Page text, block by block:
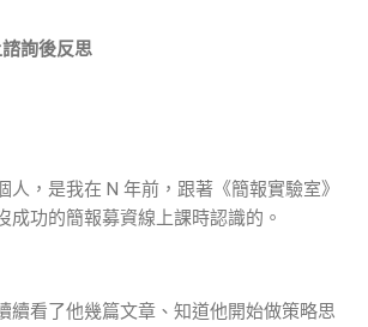
詢後反思
人，是我在 N 年前，跟著《簡報實驗室》
成功的簡報募資線上課時認識的。
續看了他幾篇文章、知道他開始做策略思